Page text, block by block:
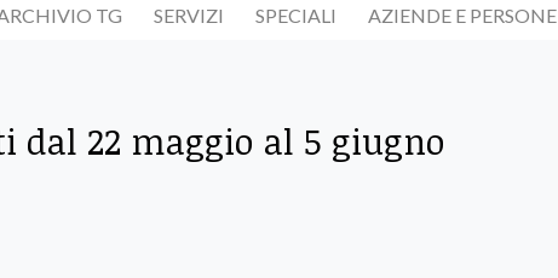
TG SERVIZI SPECIALI AZIENDE E PERSONE
dal 22 maggio al 5 giugno